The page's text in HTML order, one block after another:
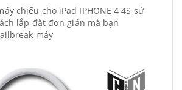
chiếu cho iPad IPHONE 4 4S sử
lắp đặt đơn giản mà bạn
máy